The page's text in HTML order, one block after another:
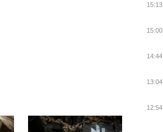
15:13
15:00
14:44
13:04
12:54